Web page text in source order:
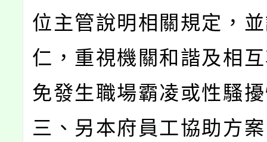
位主管說明相關規定，
仁，重視機關和諧及相
免發生職場霸凌或性騷
三、另本府員工協助方